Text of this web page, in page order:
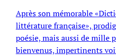
Après son mémorable
littérature française»,
poésie, mais aussi de mille
bienvenus, impertinents